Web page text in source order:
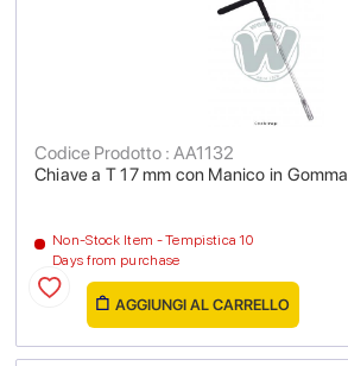
Chiave a T 17 mm con Manico in Gomma
Codice Prodotto : AA1132
Non-Stock Item - Tempistica 10
Days from purchase
AGGIUNGI AL CARRELLO